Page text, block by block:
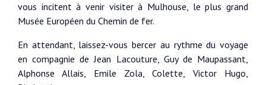
vous incitent à venir visiter à Mulhouse, le plus grand
Musée Européen du Chemin de fer.
En attendant, laissez-vous bercer au rythme du voyage
en compagnie de Jean Lacouture, Guy de Maupassant,
Alphonse Allais, Emile Zola, Colette, Victor Hugo,